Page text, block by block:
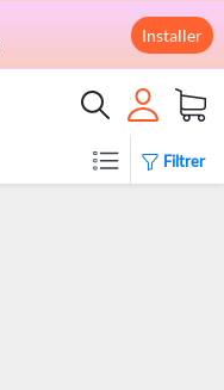
Installer
Filtrer